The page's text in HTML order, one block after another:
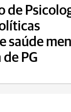
de
saúde
de PG